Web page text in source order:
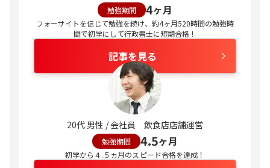
勉強期間 4ヶ月
フォーサイトを信じて勉強を続け、約4ヶ月520時間の勉強時
間で初学にして行政書士に短期合格！
記事を見る
20代 男性 / 会社員 飲食店店舗運営
勉強期間 4.5ヶ月
初学から４.５ヵ月のスピード合格を達成！